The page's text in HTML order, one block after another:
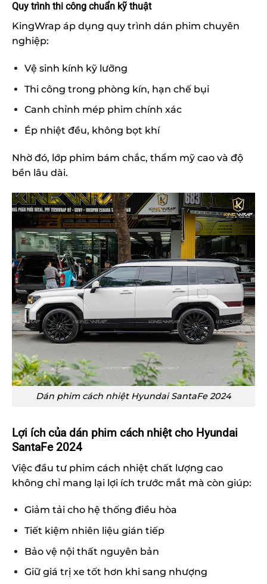
Quy trình thi công chuẩn kỹ thuật
KingWrap áp dụng quy trình dán phim chuyên
nghiệp:
Vệ sinh kính kỹ lưỡng
Thi công trong phòng kín, hạn chế bụi
Canh chỉnh mép phim chính xác
Ép nhiệt đều, không bọt khí
Nhờ đó, lớp phim bám chắc, thẩm mỹ cao và độ
bền lâu dài.
Dán phim cách nhiệt Hyundai SantaFe 2024
Lợi ích của dán phim cách nhiệt cho Hyundai
SantaFe 2024
Việc đầu tư phim cách nhiệt chất lượng cao
không chỉ mang lại lợi ích trước mắt mà còn giúp:
Giảm tải cho hệ thống điều hòa
Tiết kiệm nhiên liệu gián tiếp
Bảo vệ nội thất nguyên bản
Giữ giá trị xe tốt hơn khi sang nhượng